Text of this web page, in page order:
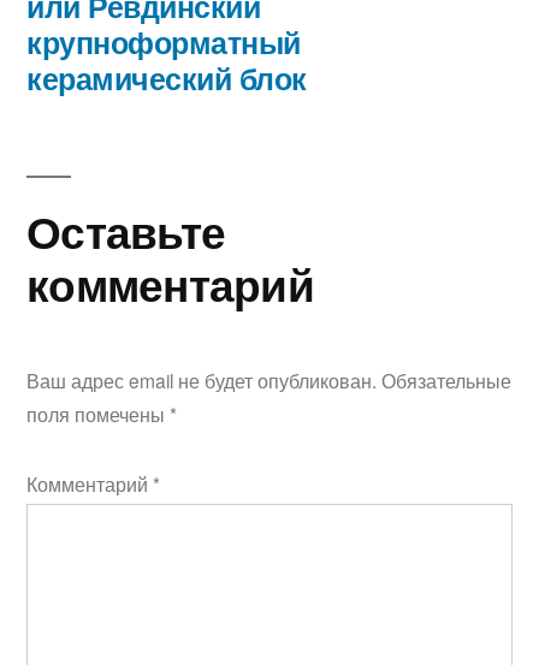
крупноформатный
керамический блок
Оставьте
комментарий
Ваш адрес email не будет опубликован. Обязательные
поля помечены *
Комментарий *